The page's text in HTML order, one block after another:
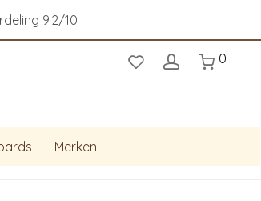
9.2/10
0
Merken